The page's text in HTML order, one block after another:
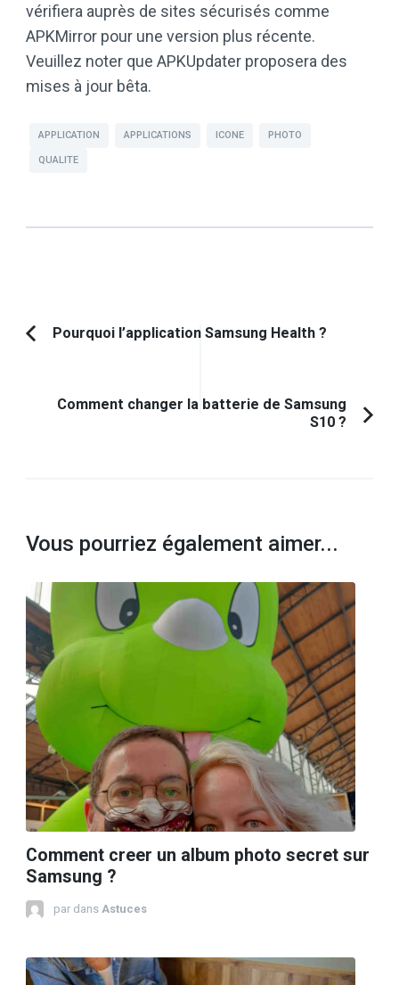
vérifiera auprès de sites sécurisés comme
APKMirror pour une version plus récente.
Veuillez noter que APKUpdater proposera des
mises à jour bêta.
APPLICATION APPLICATIONS ICONE PHOTO
QUALITE
Navigation
Article
Pourquoi l’application Samsung Health ?
Comment changer la batterie de Samsung
S10 ?
Vous pourriez également aimer...
Comment creer un album photo secret sur
Samsung ?
par dans Astuces